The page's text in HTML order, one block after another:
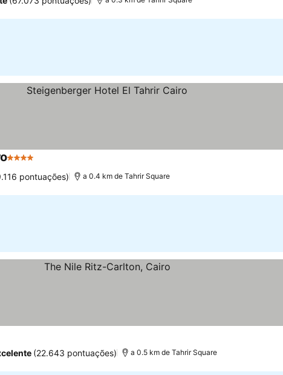
4 Estrelas
pontuações) a 0.4 km de Tahrir Square
(22.643 pontuações) a 0.5 km de Tahrir Square